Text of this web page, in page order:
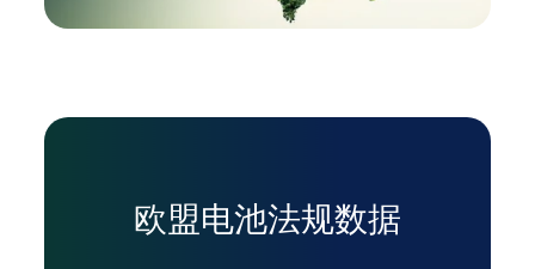
欧盟电池法规数据